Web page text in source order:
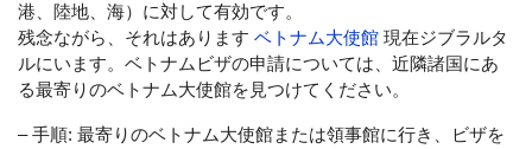
港、陸地、海）に対して有効です。
残念ながら、それはあります ベトナム大使館 現在ジブラルタ
ルにいます。ベトナムビザの申請については、近隣諸国にあ
る最寄りのベトナム大使館を見つけてください。
– 手順: 最寄りのベトナム大使館または領事館に行き、ビザを